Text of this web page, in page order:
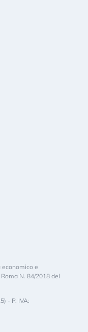
e
N. 84/2018 del
- P. IVA: